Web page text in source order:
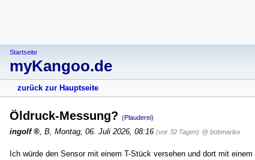
Startseite
myKangoo.de
zurück zur Hauptseite
Öldruck-Messung? (Plauderei)
ingolf , B, Montag, 06. Juli 2026, 08:16 (vor 32 Tagen) @ bobmarlex
Ich würde den Sensor mit einem T-Stück versehen und dort mit